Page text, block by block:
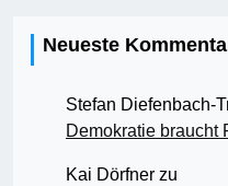
Neueste
Stefan Diefenbach-
Demokratie braucht
Kai Dörfner zu